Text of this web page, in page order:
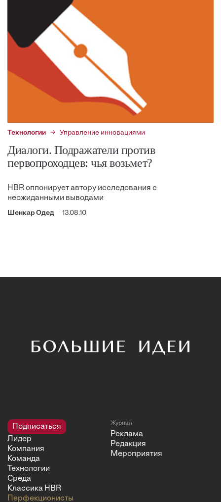
Технологии Управление инновациями
Диалоги. Подражатели против
первопроходцев: чья возьмет?
HBR оппонирует автору исследования с
неожиданными выводами
Шенкар Одед 13.08.10
Подписаться
Лидер
Компания
Команда
Технологии
Среда
Классика HBR
Перфекционисты
Журнал
Реклама
Редакция
Мероприятия